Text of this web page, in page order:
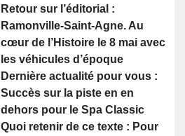
Retour sur l’éditorial :
Ramonville-Saint-Agne. Au
cœur de l’Histoire le 8 mai avec
les véhicules d’époque
Dernière actualité pour vous :
Succès sur la piste en en
dehors pour le Spa Classic
Quoi retenir de ce texte : Pour